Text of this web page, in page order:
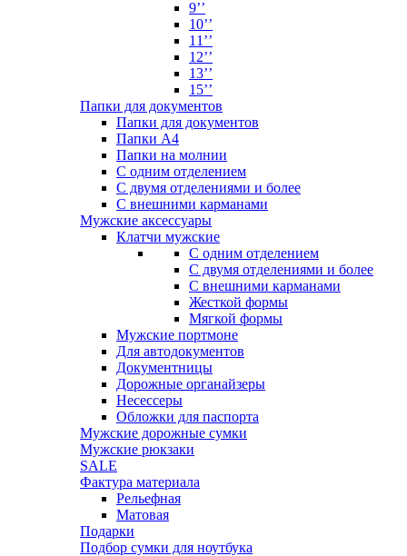
9’’
10’’
11’’
12’’
13’’
15’’
Папки для документов
Папки для документов
Папки А4
Папки на молнии
С одним отделением
С двумя отделениями и более
С внешними карманами
Мужские аксессуары
Клатчи мужские
С одним отделением
С двумя отделениями и более
С внешними карманами
Жесткой формы
Мягкой формы
Мужские портмоне
Для автодокументов
Документницы
Дорожные органайзеры
Несессеры
Обложки для паспорта
Мужские дорожные сумки
Мужские рюкзаки
SALE
Фактура материала
Рельефная
Матовая
Подарки
Подбор сумки для ноутбука